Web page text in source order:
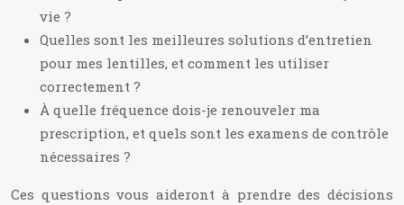
vie ?
Quelles sont les meilleures solutions d’entretien
pour mes lentilles, et comment les utiliser
correctement ?
À quelle fréquence dois-je renouveler ma
prescription, et quels sont les examens de contrôle
nécessaires ?
Ces questions vous aideront à prendre des décisions